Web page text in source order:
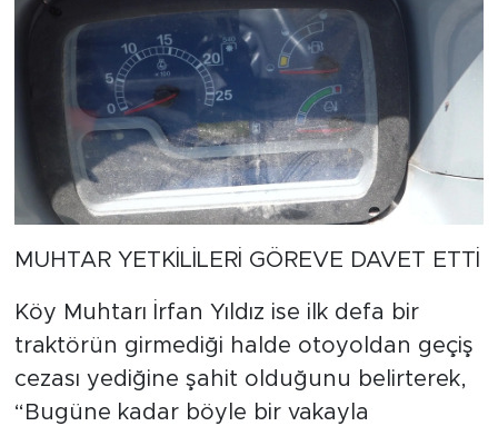
MUHTAR YETKİLİLERİ GÖREVE DAVET ETTİ
Köy Muhtarı İrfan Yıldız ise ilk defa bir
traktörün girmediği halde otoyoldan geçiş
cezası yediğine şahit olduğunu belirterek,
“Bugüne kadar böyle bir vakayla